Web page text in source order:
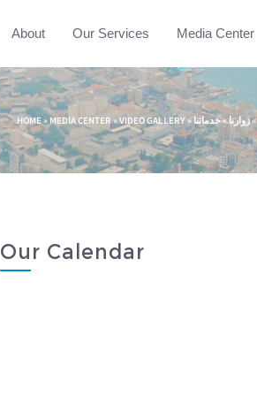
About Our Services Media Center
HOME »MEDIA CENTER»VIDEO GALLERY» »زوارنا»خدماتنا
Our Calendar